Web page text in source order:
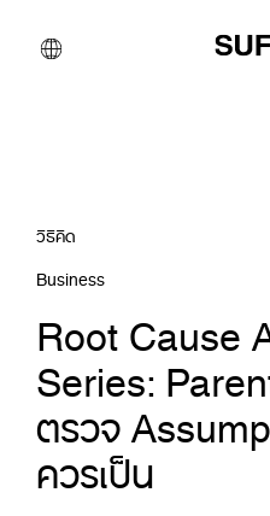
วิธีคิด
Business
Root Cause
Series:
ตรวจ
ควรเป็น